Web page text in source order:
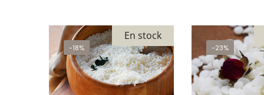
-18%
En stock
-23%